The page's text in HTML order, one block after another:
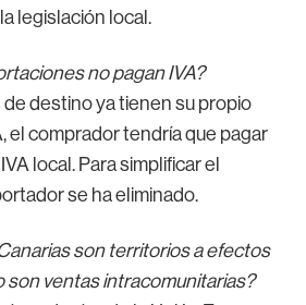
legislación local.
no pagan IVA?
destino ya tienen su propio
el comprador tendría que pagar
local. Para simplificar el
se ha eliminado.
son territorios a efectos
son ventas intracomunitarias?